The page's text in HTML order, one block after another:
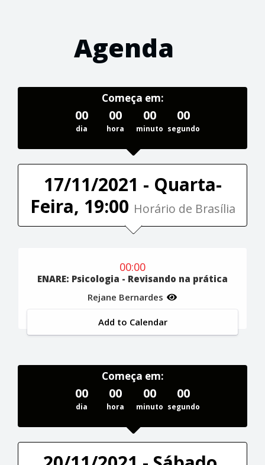
Agenda
Começa em:
00
dia
00
hora
00
minuto
00
segundo
17/11/2021 - Quarta-
Feira, 19:00 Horário de Brasília
00:00
ENARE: Psicologia - Revisando na prática
Rejane Bernardes
Add to Calendar
Começa em:
00
dia
00
hora
00
minuto
00
segundo